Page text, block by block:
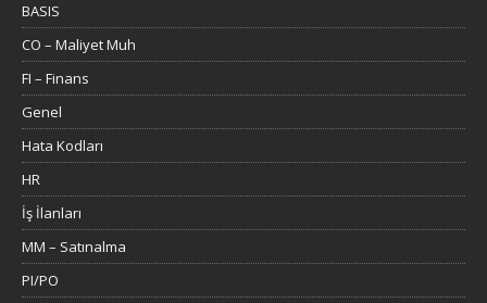
BASIS
CO – Maliyet Muh
FI – Finans
Genel
Hata Kodları
HR
İş İlanları
MM – Satınalma
PI/PO